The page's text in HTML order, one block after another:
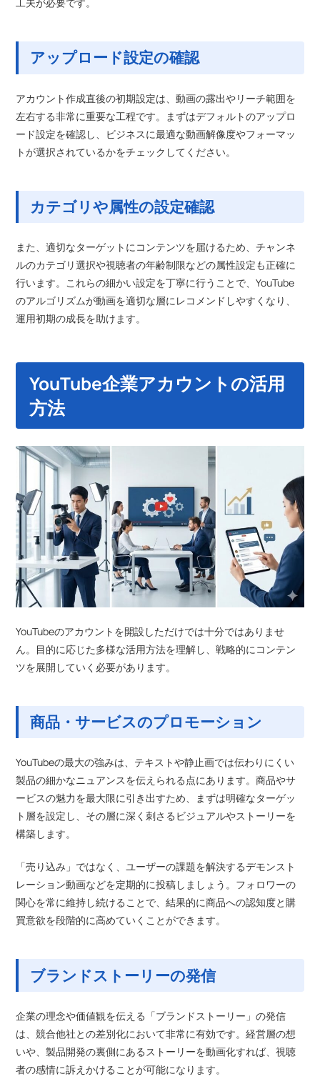
アップロード設定の確認
アカウント作成直後の初期設定は、動画の露出やリーチ範囲を
左右する非常に重要な工程です。まずはデフォルトのアップロ
ード設定を確認し、ビジネスに最適な動画解像度やフォーマッ
トが選択されているかをチェックしてください。
カテゴリや属性の設定確認
また、適切なターゲットにコンテンツを届けるため、チャンネ
ルのカテゴリ選択や視聴者の年齢制限などの属性設定も正確に
行います。これらの細かい設定を丁寧に行うことで、YouTube
のアルゴリズムが動画を適切な層にレコメンドしやすくなり、
運用初期の成長を助けます。
YouTube企業アカウントの活用
方法
YouTubeのアカウントを開設しただけでは十分ではありませ
ん。目的に応じた多様な活用方法を理解し、戦略的にコンテン
ツを展開していく必要があります。
商品・サービスのプロモーション
YouTubeの最大の強みは、テキストや静止画では伝わりにくい
製品の細かなニュアンスを伝えられる点にあります。商品やサ
ービスの魅力を最大限に引き出すため、まずは明確なターゲッ
ト層を設定し、その層に深く刺さるビジュアルやストーリーを
構築します。
「売り込み」ではなく、ユーザーの課題を解決するデモンスト
レーション動画などを定期的に投稿しましょう。フォロワーの
関心を常に維持し続けることで、結果的に商品への認知度と購
買意欲を段階的に高めていくことができます。
ブランドストーリーの発信
企業の理念や価値観を伝える「ブランドストーリー」の発信
は、競合他社との差別化において非常に有効です。経営層の想
いや、製品開発の裏側にあるストーリーを動画化すれば、視聴
者の感情に訴えかけることが可能になります。